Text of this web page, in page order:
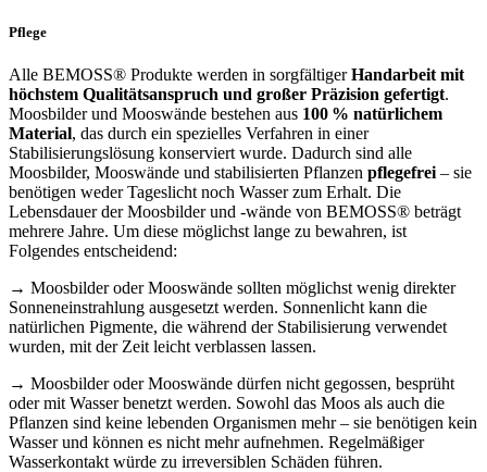
Pflege
Alle BEMOSS® Produkte werden in sorgfältigerHandarbeit mit
höchstem Qualitätsanspruch und großer Präzision gefertigt.
Moosbilder und Mooswände bestehen aus 100 % natürlichem
Material, das durch ein spezielles Verfahren in einer
Stabilisierungslösung konserviert wurde. Dadurch sind alle
Moosbilder, Mooswände und stabilisierten Pflanzen pflegefrei – sie
benötigen weder Tageslicht noch Wasser zum Erhalt. Die
Lebensdauer der Moosbilder und -wände von BEMOSS® beträgt
mehrere Jahre. Um diese möglichst lange zu bewahren, ist
Folgendes entscheidend:
→ Moosbilder oder Mooswände sollten möglichst wenig direkter
Sonneneinstrahlung ausgesetzt werden. Sonnenlicht kann die
natürlichen Pigmente, die während der Stabilisierung verwendet
wurden, mit der Zeit leicht verblassen lassen.
→ Moosbilder oder Mooswände dürfen nicht gegossen, besprüht
oder mit Wasser benetzt werden. Sowohl das Moos als auch die
Pflanzen sind keine lebenden Organismen mehr – sie benötigen kein
Wasser und können es nicht mehr aufnehmen. Regelmäßiger
Wasserkontakt würde zu irreversiblen Schäden führen.